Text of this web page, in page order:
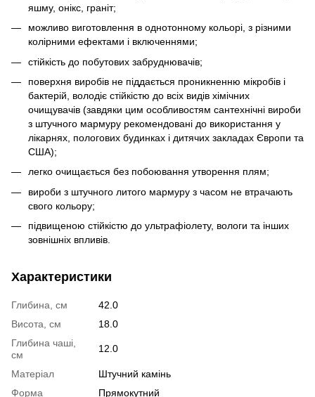
яшму, онікс, граніт;
можливо виготовлення в однотонному кольорі, з різними
колірними ефектами і включеннями;
стійкість до побутових забруднювачів;
поверхня виробів не піддається проникненню мікробів і
бактерій, володіє стійкістю до всіх видів хімічних
очищувачів (завдяки цим особливостям сантехнічні вироби
з штучного мармуру рекомендовані до використання у
лікарнях, пологових будинках і дитячих закладах Європи та
США);
легко очищається без побоювання утворення плям;
вироби з штучного литого мармуру з часом не втрачають
свого кольору;
підвищеною стійкістю до ультрафіолету, вологи та інших
зовнішніх впливів.
Характеристики
Глибина, см
42.0
Висота, см
18.0
Глибина чаші,
см
12.0
Матеріал
Штучний камінь
Форма
Прямокутний